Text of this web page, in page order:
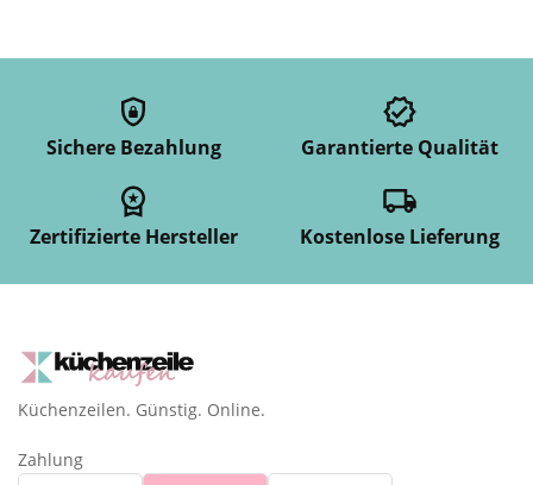
Sichere Bezahlung Garantierte Qualität
Zertifizierte Hersteller Kostenlose Lieferung
Küchenzeilen. Günstig. Online.
Zahlung